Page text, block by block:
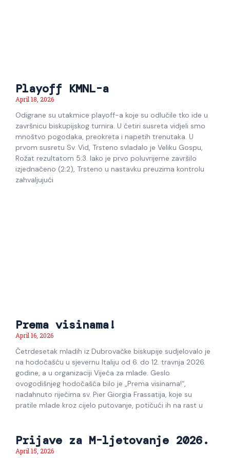
Playoff KMNL-a
April 18, 2026
Odigrane su utakmice playoff-a koje su odlučile tko ide u
završnicu biskupijskog turnira. U četiri susreta vidjeli smo
mnoštvo pogodaka, preokreta i napetih trenutaka. U
prvom susretu Sv. Vid, Trsteno svladalo je Veliku Gospu,
Rožat rezultatom 5:3. Iako je prvo poluvrijeme završilo
izjednačeno (2:2), Trsteno u nastavku preuzima kontrolu
zahvaljujući
Prema visinama!
April 16, 2026
Četrdesetak mladih iz Dubrovačke biskupije sudjelovalo je
na hodočašću u sjevernu Italiju od 6. do 12. travnja 2026.
godine, a u organizaciji Vijeća za mlade. Geslo
ovogodišnjeg hodočašća bilo je „Prema visinama!“,
nadahnuto riječima sv. Pier Giorgia Frassatija, koje su
pratile mlade kroz cijelo putovanje, potičući ih na rast u
Prijave za M-ljetovanje 2026.
April 15, 2026